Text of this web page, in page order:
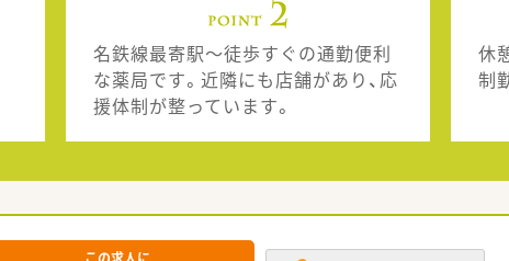
名鉄線最寄駅～徒歩すぐの通勤便利
な薬局です。近隣にも店舗があり、応
援体制が整っています。
休
制